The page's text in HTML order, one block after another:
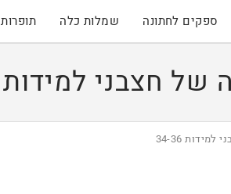
ספקים לחתונה שמלות כלה תופרות
חצבני למידות 34-36
34-36